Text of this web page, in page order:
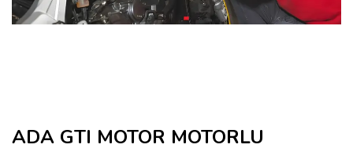
ADA GTI MOTOR MOTORLU